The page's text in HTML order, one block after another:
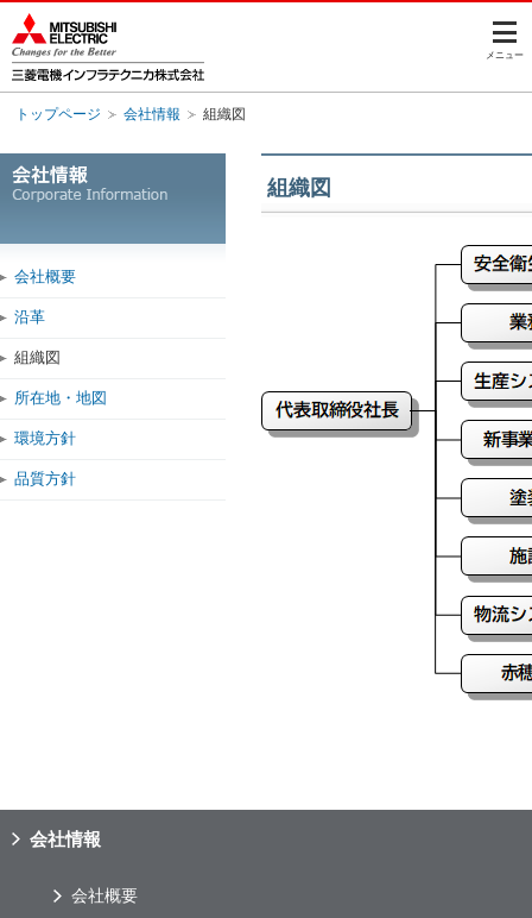
メニュー
トップページ 会社情報 組織図
組織図
会社概要
沿革
組織図
所在地・地図
環境方針
品質方針
会社情報
会社概要